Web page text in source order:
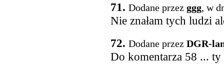
71. Dodane przez ggg, w
Nie znałam tych ludzi
72. Dodane przez DGR-
Do komentarza 58 ...